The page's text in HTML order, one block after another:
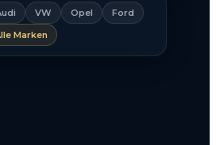
VW Opel
Ford
Marken